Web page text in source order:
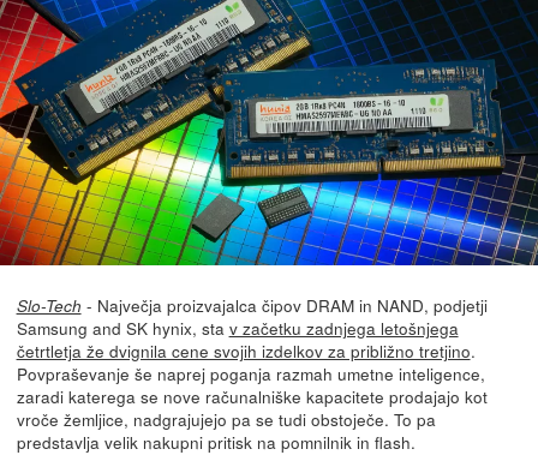
Slo-Tech - Največja proizvajalca čipov DRAM in NAND, podjetji
Samsung and SK hynix, sta v začetku zadnjega letošnjega
četrtletja že dvignila cene svojih izdelkov za približno tretjino.
Povpraševanje še naprej poganja razmah umetne inteligence,
zaradi katerega se nove računalniške kapacitete prodajajo kot
vroče žemljice, nadgrajujejo pa se tudi obstoječe. To pa
predstavlja velik nakupni pritisk na pomnilnik in flash.